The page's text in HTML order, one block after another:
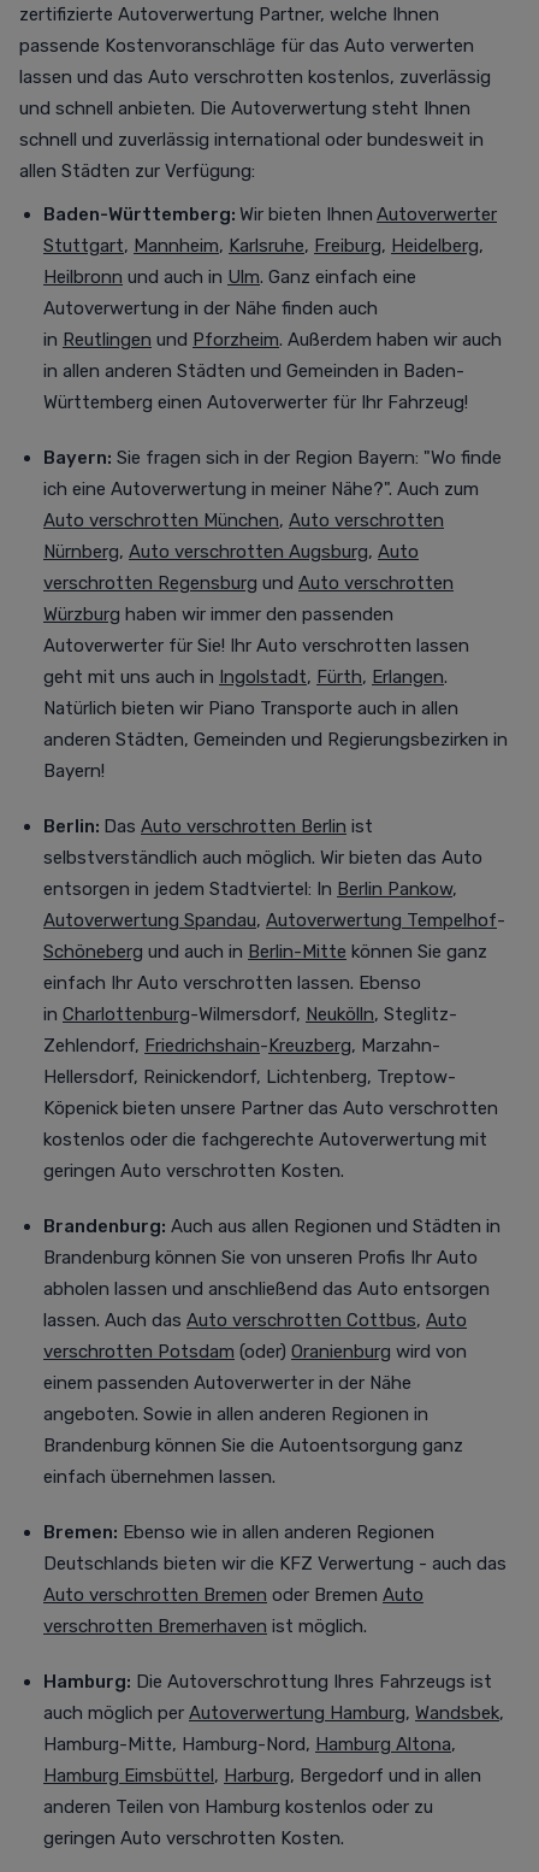
zertifizierte Autoverwertung Partner, welche Ihnen
passende Kostenvoranschläge für das Auto verwerten
lassen und das Auto verschrotten kostenlos, zuverlässig
und schnell anbieten. Die Autoverwertung steht Ihnen
schnell und zuverlässig international oder bundesweit in
allen Städten zur Verfügung:
Baden-Württemberg: Wir bieten Ihnen Autoverwerter
Stuttgart, Mannheim, Karlsruhe, Freiburg, Heidelberg,
Heilbronn und auch in Ulm. Ganz einfach eine
Autoverwertung in der Nähe finden auch
in Reutlingen und Pforzheim. Außerdem haben wir auch
in allen anderen Städten und Gemeinden in Baden-
Württemberg einen Autoverwerter für Ihr Fahrzeug!
Bayern: Sie fragen sich in der Region Bayern: "Wo finde
ich eine Autoverwertung in meiner Nähe?". Auch zum
Auto verschrotten München, Auto verschrotten
Nürnberg, Auto verschrotten Augsburg, Auto
verschrotten Regensburg und Auto verschrotten
Würzburg haben wir immer den passenden
Autoverwerter für Sie! Ihr Auto verschrotten lassen
geht mit uns auch in Ingolstadt, Fürth, Erlangen.
Natürlich bieten wir Piano Transporte auch in allen
anderen Städten, Gemeinden und Regierungsbezirken in
Bayern!
Berlin: Das Auto verschrotten Berlin ist
selbstverständlich auch möglich. Wir bieten das Auto
entsorgen in jedem Stadtviertel: In Berlin Pankow,
Autoverwertung Spandau, Autoverwertung Tempelhof-
Schöneberg und auch in Berlin-Mitte können Sie ganz
einfach Ihr Auto verschrotten lassen. Ebenso
in Charlottenburg-Wilmersdorf, Neukölln, Steglitz-
Zehlendorf, Friedrichshain-Kreuzberg, Marzahn-
Hellersdorf, Reinickendorf, Lichtenberg, Treptow-
Köpenick bieten unsere Partner das Auto verschrotten
kostenlos oder die fachgerechte Autoverwertung mit
geringen Auto verschrotten Kosten.
Brandenburg: Auch aus allen Regionen und Städten in
Brandenburg können Sie von unseren Profis Ihr Auto
abholen lassen und anschließend das Auto entsorgen
lassen. Auch das Auto verschrotten Cottbus, Auto
verschrotten Potsdam (oder) Oranienburg wird von
einem passenden Autoverwerter in der Nähe
angeboten. Sowie in allen anderen Regionen in
Brandenburg können Sie die Autoentsorgung ganz
einfach übernehmen lassen.
Bremen: Ebenso wie in allen anderen Regionen
Deutschlands bieten wir die KFZ Verwertung - auch das
Auto verschrotten Bremen oder Bremen Auto
verschrotten Bremerhaven ist möglich.
Hamburg: Die Autoverschrottung Ihres Fahrzeugs ist
auch möglich per Autoverwertung Hamburg, Wandsbek,
Hamburg-Mitte, Hamburg-Nord, Hamburg Altona,
Hamburg Eimsbüttel, Harburg, Bergedorf und in allen
anderen Teilen von Hamburg kostenlos oder zu
geringen Auto verschrotten Kosten.